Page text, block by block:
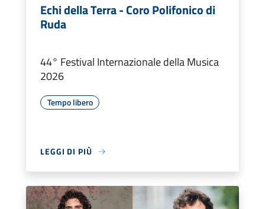
Echi della Terra - Coro Polifonico di
Ruda
44° Festival Internazionale della Musica
2026
Tempo libero
LEGGI DI PIÙ